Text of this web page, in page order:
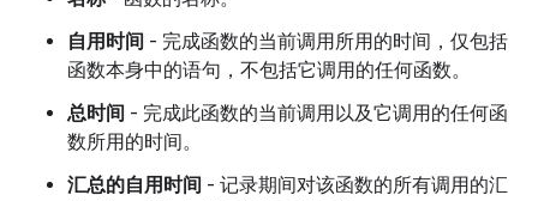
自用时间 - 完成函数的当前调用所用的时间，仅包括
函数本身中的语句，不包括它调用的任何函数。
总时间 - 完成此函数的当前调用以及它调用的任何函
数所用的时间。
汇总的自用时间 - 记录期间对该函数的所有调用的汇